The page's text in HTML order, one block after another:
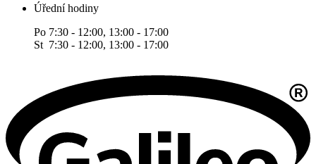
Úřední hodiny
Po 7:30 - 12:00, 13:00 - 17:00
St 7:30 - 12:00, 13:00 - 17:00